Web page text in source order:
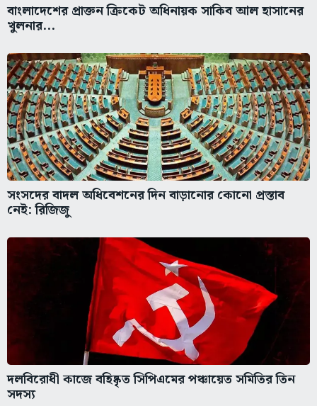
বাংলাদেশের প্রাক্তন ক্রিকেট অধিনায়ক সাকিব আল হাসানের
খুলনার...
সংসদের বাদল অধিবেশনের দিন বাড়ানোর কোনো প্রস্তাব
নেই: রিজিজু
দলবিরোধী কাজে বহিষ্কৃত সিপিএমের পঞ্চায়েত সমিতির তিন
সদস্য